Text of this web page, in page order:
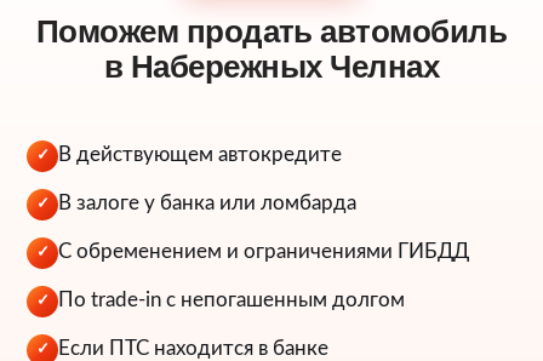
Поможем продать автомобиль
в Набережных Челнах
✓ В действующем автокредите
✓ В залоге у банка или ломбарда
✓ С обременением и ограничениями ГИБДД
✓ По trade-in с непогашенным долгом
✓ Если ПТС находится в банке